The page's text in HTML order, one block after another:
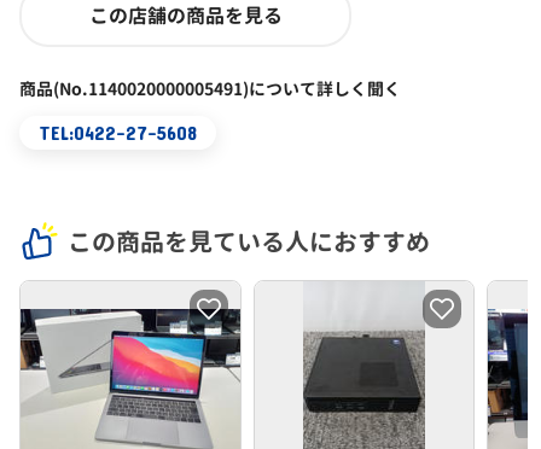
この店舗の商品を見る
商品(No.1140020000005491)について詳しく聞く
TEL:0422-27-5608
この商品を見ている人におすすめ